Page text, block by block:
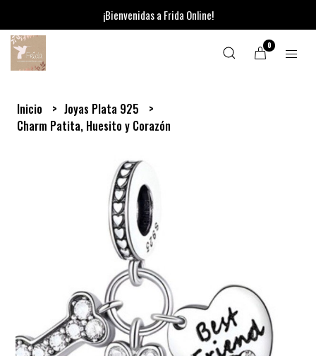
¡Bienvenidas a Frida Online!
0
Inicio
Joyas Plata 925
Charm Patita, Huesito y Corazón